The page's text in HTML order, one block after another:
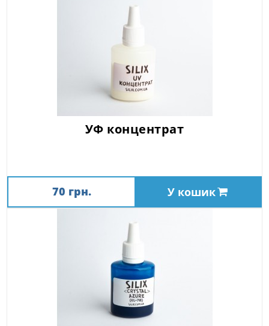
УФ концентрат
70 грн. У кошик